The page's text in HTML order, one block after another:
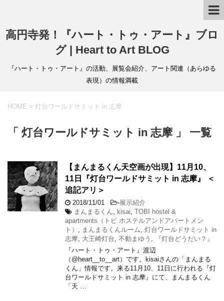
高円寺発！『ハート・トゥ・アート』ブロ
グ | Heart to Art BLOG
『ハート・トゥ・アート』の活動、展覧会紹介、アート関連（あらゆる
表現）の情報満載
HOME > 灯台ワールドサミット in 志摩
「 灯台ワールドサミット in 志摩 」 一覧
【まんまるくん天空画が出現】11月10、
11日『灯台ワールドサミット in 志摩』 ＜
追記アリ＞
2018/11/01 -展示紹介
まんまるくん
kisai TOBI hostel &
apartments（トビ ホステルアンドアパートメン
ト）
まんまるくんルーム
灯台ワールドサミット in
志摩 大王崎灯台 不動まゆう
『灯台どうだい？』
『ハート・トゥ・アート』渡辺
（@heart__to__art）です。kisaiさんの「まんまる
くん」情報です。来る11月10、11日に行われる『灯
台ワールドサミット in 志摩』にて、まんまるくん
「天 …